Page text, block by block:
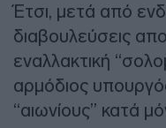
Έτσι, μετά από
διαβουλεύσεις
εναλλακτική
αρμόδιος
“αιωνίους” κατά